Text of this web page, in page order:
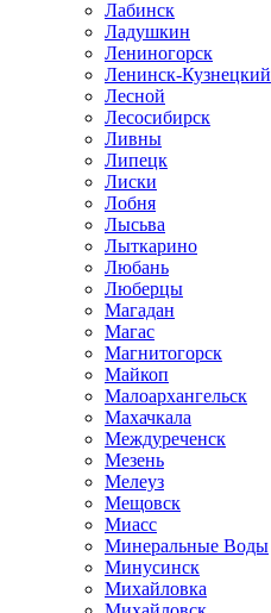
Лабинск
Ладушкин
Лениногорск
Ленинск-Кузнецкий
Лесной
Лесосибирск
Ливны
Липецк
Лиски
Лобня
Лысьва
Лыткарино
Любань
Люберцы
Магадан
Магас
Магнитогорск
Майкоп
Малоархангельск
Махачкала
Междуреченск
Мезень
Мелеуз
Мещовск
Миасс
Минеральные Воды
Минусинск
Михайловка